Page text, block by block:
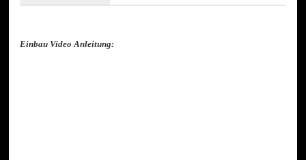
Einbau Video Anleitung: